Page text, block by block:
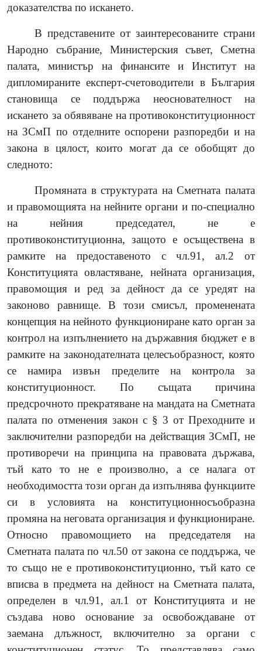
доказателства по искането.
В представените от заинтересованите страни
Народно събрание, Министерския съвет, Сметна
палата, министър на финансите и Институт на
дипломираните експерт-счетоводители в България
становища се поддържа неоснователност на
искането за обявяване на противоконституционност
на ЗСмП по отделните оспорени разпоредби и на
закона в цялост, които могат да се обобщят до
следното:
Промяната в структурата на Сметната палата
и правомощията на нейните органи и по-специално
на нейния председател, не е
противоконституционна, защото е осъществена в
рамките на предоставеното с чл.91, ал.2 от
Конституцията овластяване, нейната организация,
правомощия и ред за дейност да се уредят на
законово равнище. В този смисъл, променената
концепция на нейното функциониране като орган за
контрол на изпълнението на държавния бюджет е в
рамките на законодателната целесъобразност, която
се намира извън пределите на контрола за
конституционност. По същата причина
предсрочното прекратяване на мандата на Сметната
палата по отменения закон с § 3 от Преходните и
заключителни разпоредби на действащия ЗСмП, не
противоречи на принципа на правовата държава,
тъй като то не е произволно, а се налага от
необходимостта този орган да изпълнява функциите
си в условията на конституционносъобразна
промяна на неговата организация и функциониране.
Относно правомощието на председателя на
Сметната палата по чл.50 от закона се поддържа, че
то също не е противоконституционно, тъй като се
вписва в предмета на дейност на Сметната палата,
определен в чл.91, ал.1 от Конституцията и не
създава ново основание за освобождаване от
заемана длъжност, включително за органи с